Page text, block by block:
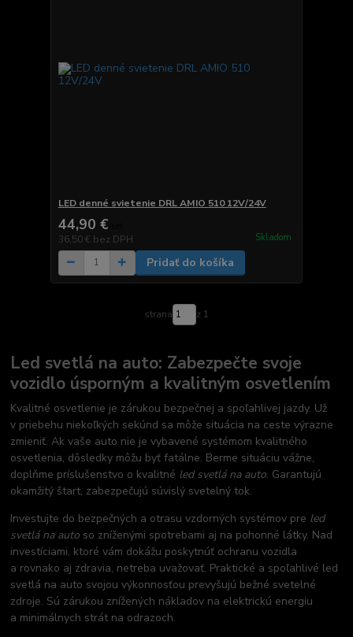
LED denné svietenie DRL AMIO 510 12V/24V
44,90 €
36,50 € bez DPH Skladom
Pridať do košíka
strana z 1
Led svetlá na auto: Zabezpečte svoje
vozidlo úsporným a kvalitným osvetlením
Kvalitné osvetlenie je zárukou bezpečnej a spoľahlivej jazdy. Už
v priebehu niekoľkých sekúnd sa môže situácia na ceste výrazne
zmieniť. Ak vaše auto nie je vybavené systémom kvalitného
osvetlenia, dôsledky môžu byť fatálne. Berme situáciu vážne,
doplňme príslušenstvo o kvalitné led svetlá na auto. Garantujú
okamžitý štart, zabezpečujú súvislý svetelný tok.
Investujte do bezpečných a otrasu vzdorných systémov pre led
svetlá na auto so zníženými spotrebami aj na pohonné látky. Nad
investíciami, ktoré vám dokážu poskytnúť ochranu vozidla
a rovnako aj zdravia, netreba uvažovať. Praktické a spoľahlivé led
svetlá na auto svojou výkonnosťou prevyšujú bežné svetelné
zdroje. Sú zárukou znížených nákladov na elektrickú energiu
a minimálnych strát na odrazoch.